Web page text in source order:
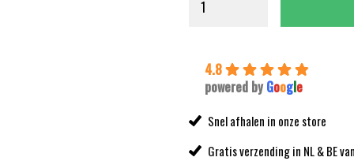
4.8
powered by Google
Snel afhalen in onze store
Gratis verzending in NL & BE